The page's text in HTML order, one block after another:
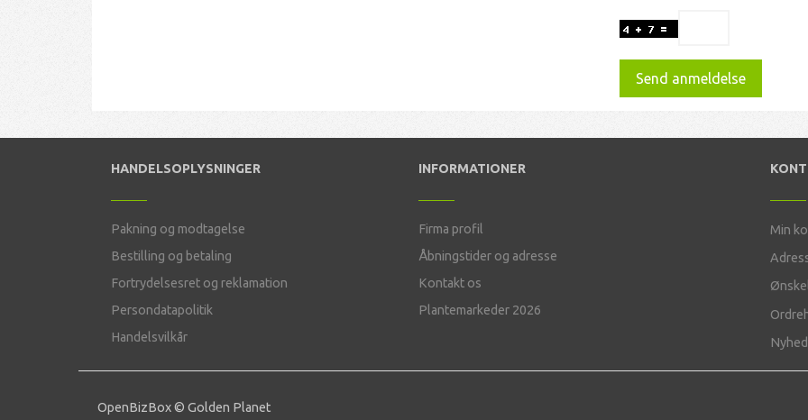
Send anmeldelse
HANDELSOPLYSNINGER
Pakning og modtagelse
Bestilling og betaling
Fortrydelsesret og reklamation
Persondatapolitik
Handelsvilkår
INFORMATIONER
Firma profil
Åbningstider og adresse
Kontakt os
Plantemarkeder 2026
Min
OpenBizBox© Golden Planet